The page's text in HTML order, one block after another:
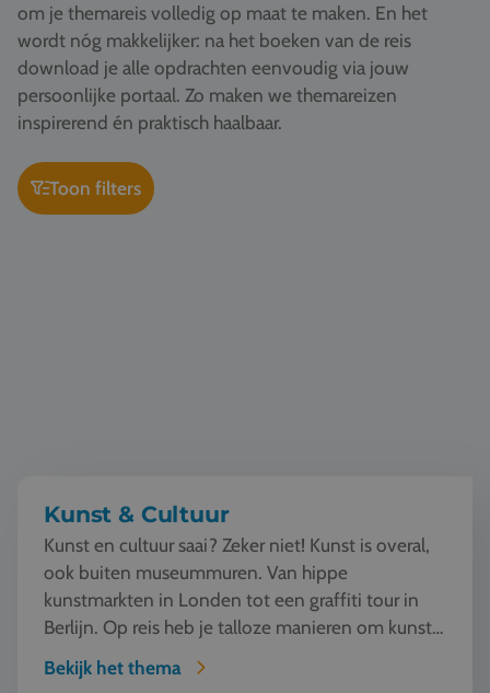
Vacatures
Contact
076 522 30 57
Klantportaal
om je themareis volledig op maat te maken. En het
wordt nóg makkelijker: na het boeken van de reis
download je alle opdrachten eenvoudig via jouw
persoonlijke portaal. Zo maken we themareizen
inspirerend én praktisch haalbaar.
Toon filters
Kunst & Cultuur
Kunst en cultuur saai? Zeker niet! Kunst is overal,
ook buiten museummuren. Van hippe
kunstmarkten in Londen tot een graffiti tour in
Berlijn. Op reis heb je talloze manieren om kunst
te beleven en...
Bekijk het thema